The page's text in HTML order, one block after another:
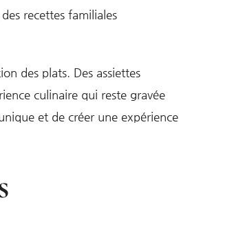
recettes familiales
des plats. Des assiettes
culinaire qui reste gravée
et de créer une expérience